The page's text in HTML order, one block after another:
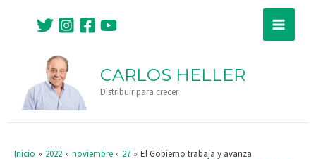
contenido
Main
CARLOS HELLER
Distribuir para crecer
Inicio 2022 noviembre 27 El Gobierno trabaja y avanza
entradas